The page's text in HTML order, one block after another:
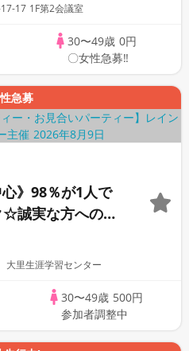
17 1F第2会議室
30〜49歳 0円
〇女性急募‼
急募
》98％が1人で
誠実な方への婚
里生涯学習センター
30〜49歳 500円
参加者調整中